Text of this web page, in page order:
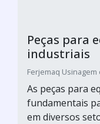
Peças para
industriais
Ferjemaq
As peças para
fundamentais
em diversos